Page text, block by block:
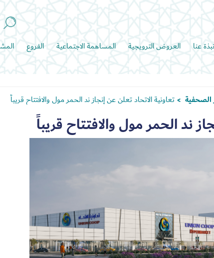
نبذة عنا العروض الترويجية المساهمة الاجتماعية الفروع
الصحفية > تعاونية الاتحاد تعلن عن إنجاز ند الحمر مول والافتتاح قريباً
ند الحمر مول والافتتاح قريباً